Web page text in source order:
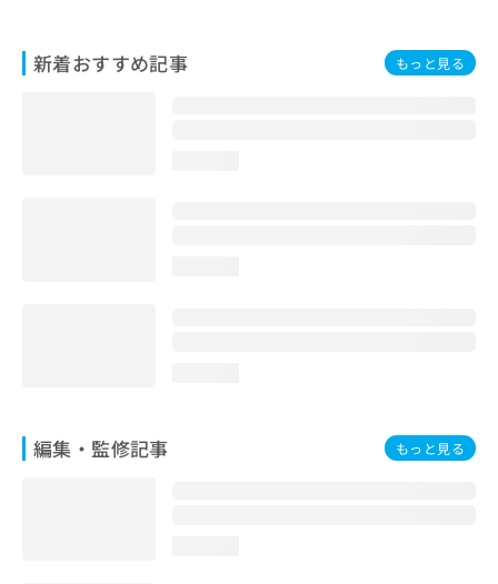
新着おすすめ記事 もっと見る
編集・監修記事 もっと見る
い